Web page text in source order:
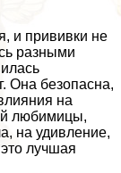
и прививки не
разными
Она безопасна,
на
любимицы,
на удивление,
лучшая